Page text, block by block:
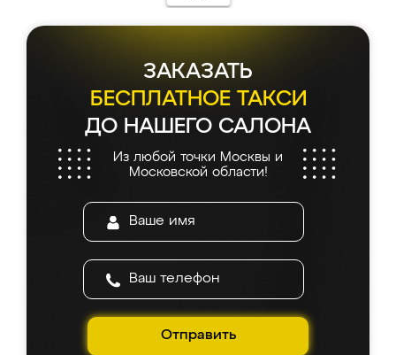
ЗАКАЗАТЬ
БЕСПЛАТНОЕ ТАКСИ
ДО НАШЕГО САЛОНА
Из любой точки Москвы и
Московской области!
Отправить